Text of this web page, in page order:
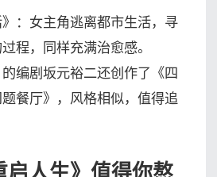
》：女主角逃离都市生活，寻
程，同样充满治愈感。
的编剧坂元裕二还创作了《四
餐厅》，风格相似，值得追
启人生》值得你熬